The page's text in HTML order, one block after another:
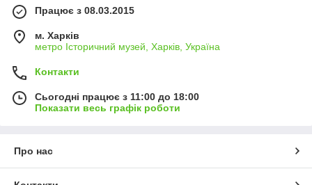
Працює з 08.03.2015
м. Харків
метро Історичний музей, Харків, Україна
Контакти
Сьогодні працює з 11:00 до 18:00
Показати весь графік роботи
Про нас